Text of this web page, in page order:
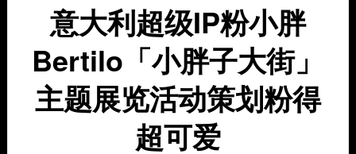
意大利超级IP粉小胖
Bertilo「小胖子大街」
主题展览活动策划粉得
超可爱